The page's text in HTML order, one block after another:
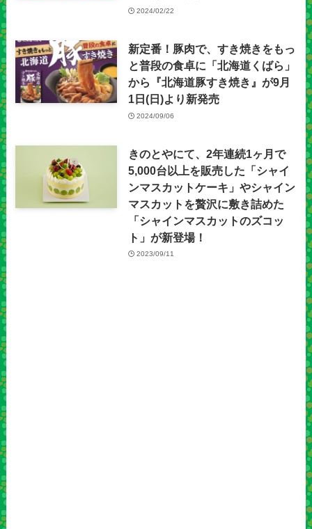
2024/02/22
新定番！豚肉で、すき焼きをもっ
と普段の食卓に「北海道くばら」
から『北海道豚すき焼き』が9月
1日(日)より新発売
2024/09/06
きのとやにて、2年連続1ヶ月で
5,000台以上を販売した「シャイ
ンマスカットケーキ」やシャイン
マスカットを贅沢に敷き詰めた
「シャインマスカットのズコッ
ト」が新登場！
2023/09/11